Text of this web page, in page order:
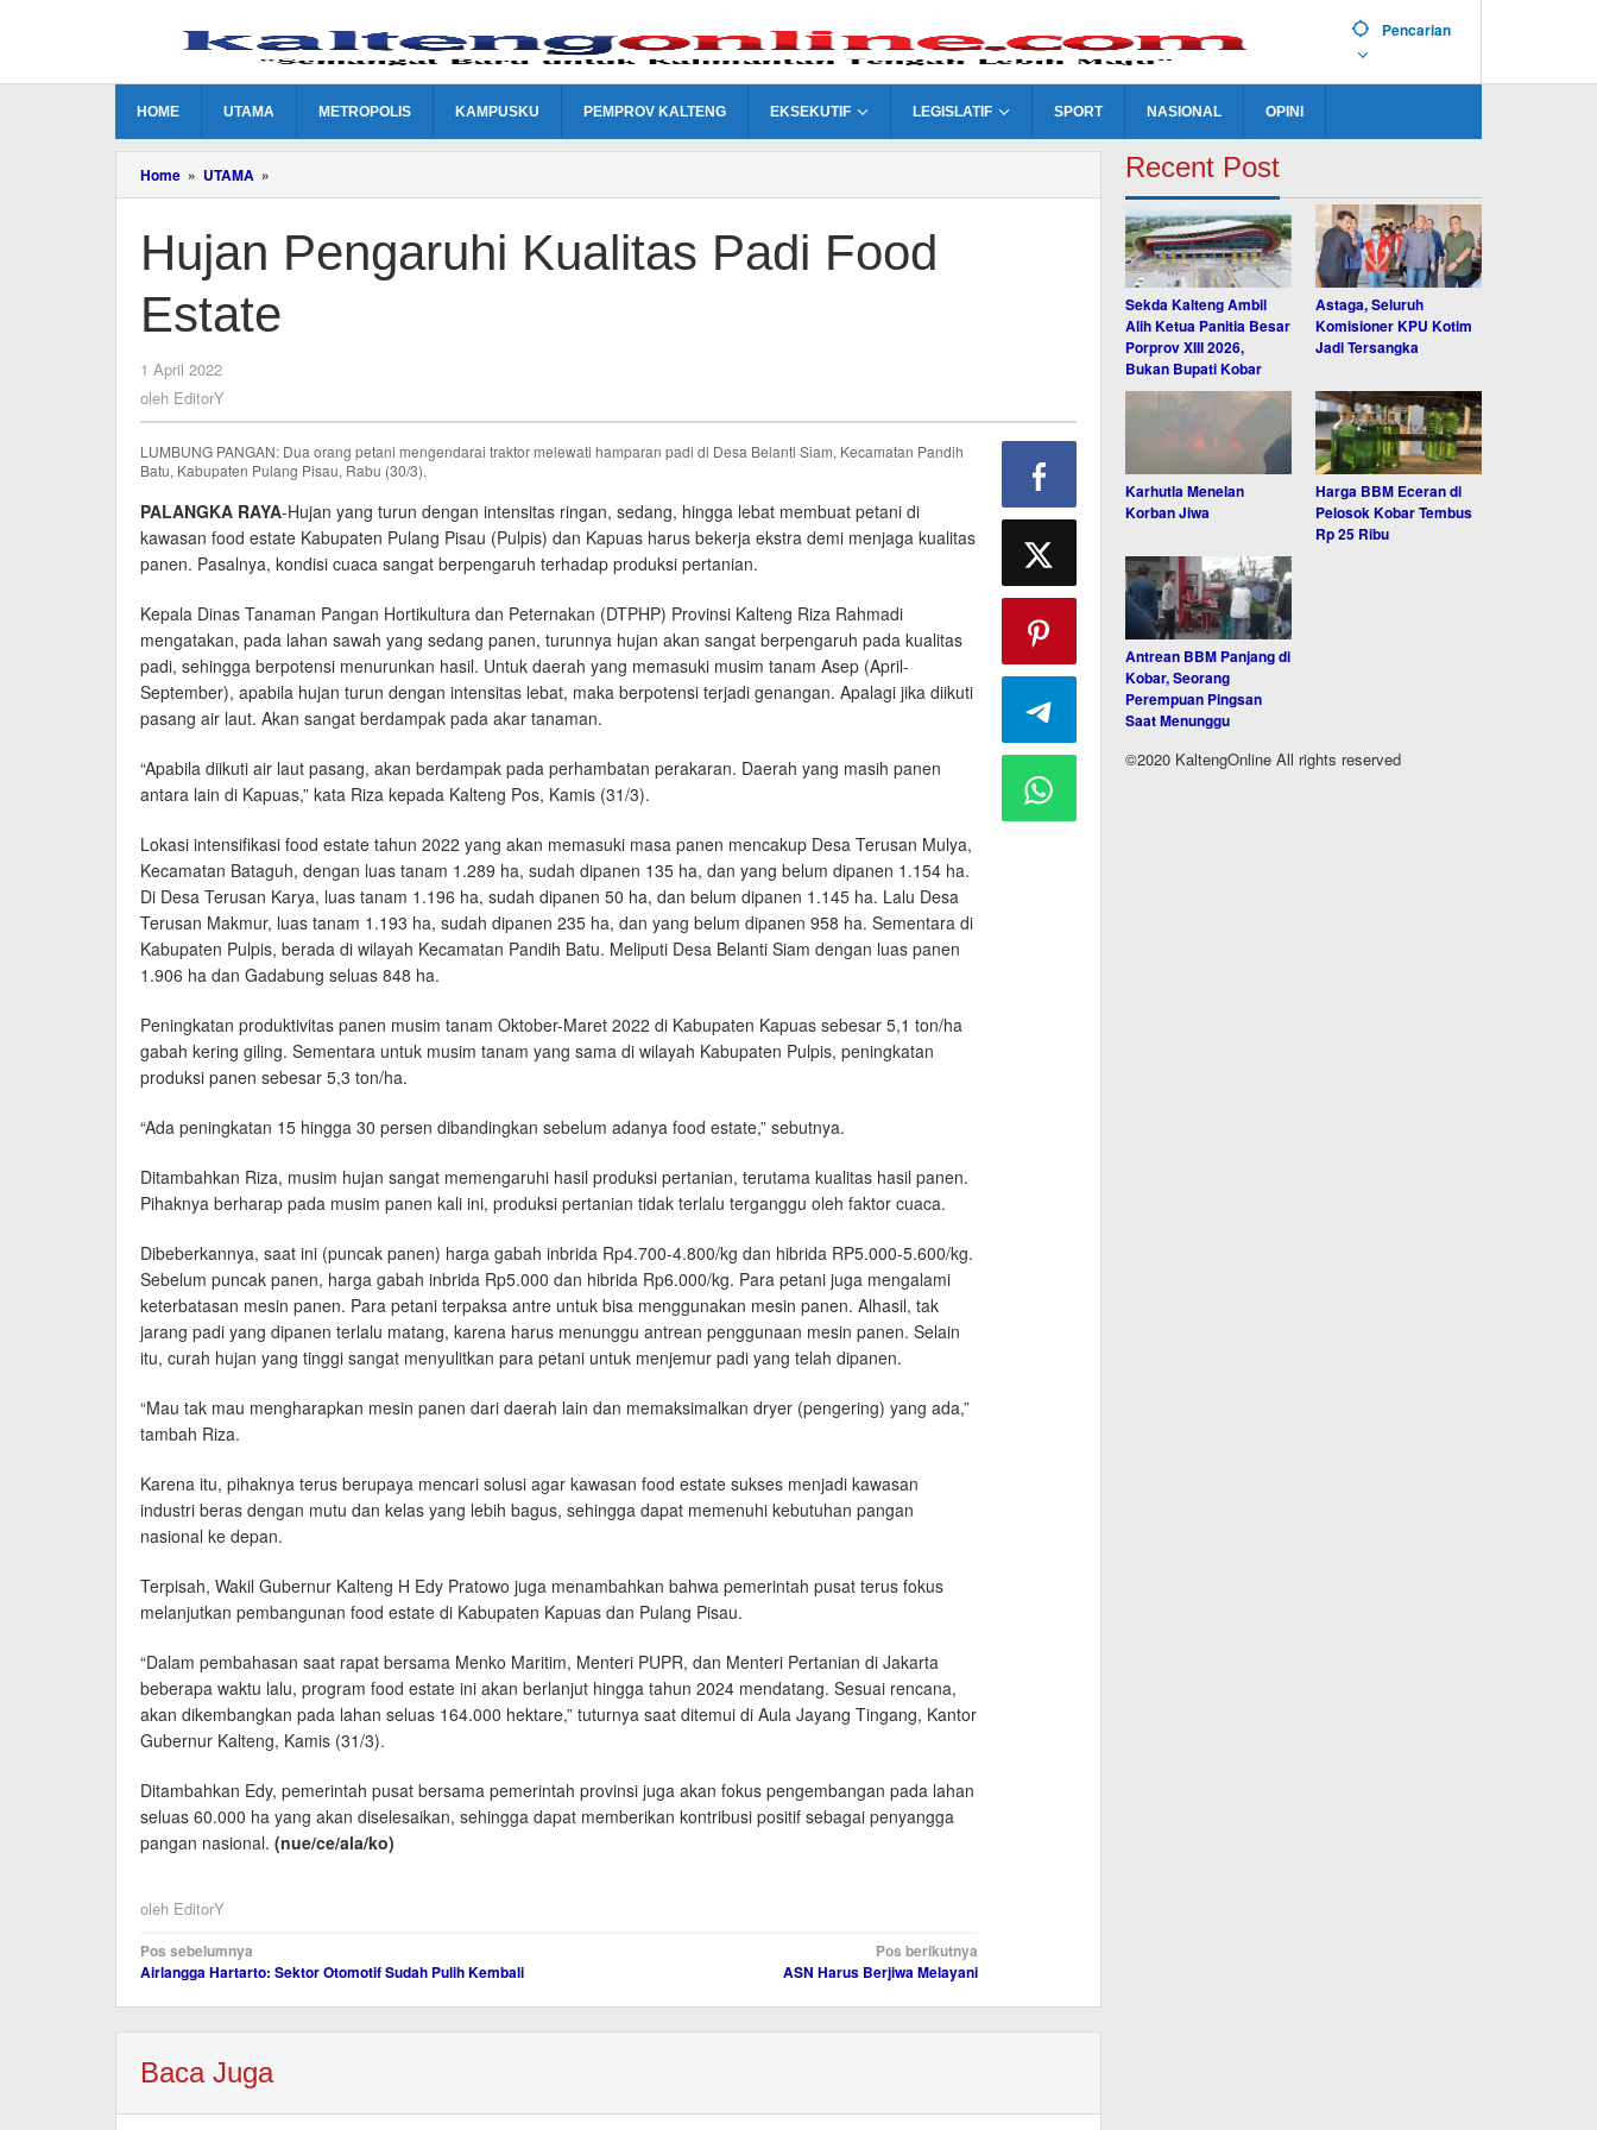
Pencarian
HOME UTAMA METROPOLIS KAMPUSKU PEMPROV KALTENG EKSEKUTIF LEGISLATIF SPORT NASIONAL OPINI
Home » UTAMA »
Pengaruhi
Padi
Food
Hujan Pengaruhi Kualitas Padi Food
Estate
1 April 2022
oleh EditorY
LUMBUNG PANGAN: Dua orang petani mengendarai traktor melewati hamparan padi di Desa Belanti Siam, Kecamatan Pandih
Batu, Kabupaten Pulang Pisau, Rabu (30/3).
PALANGKA RAYA-Hujan yang turun dengan intensitas ringan, sedang, hingga lebat membuat petani di
kawasan food estate Kabupaten Pulang Pisau (Pulpis) dan Kapuas harus bekerja ekstra demi menjaga kualitas
panen. Pasalnya, kondisi cuaca sangat berpengaruh terhadap produksi pertanian.
Kepala Dinas Tanaman Pangan Hortikultura dan Peternakan (DTPHP) Provinsi Kalteng Riza Rahmadi
mengatakan, pada lahan sawah yang sedang panen, turunnya hujan akan sangat berpengaruh pada kualitas
padi, sehingga berpotensi menurunkan hasil. Untuk daerah yang memasuki musim tanam Asep (April-
September), apabila hujan turun dengan intensitas lebat, maka berpotensi terjadi genangan. Apalagi jika diikuti
pasang air laut. Akan sangat berdampak pada akar tanaman.
“Apabila diikuti air laut pasang, akan berdampak pada perhambatan perakaran. Daerah yang masih panen
antara lain di Kapuas,” kata Riza kepada Kalteng Pos, Kamis (31/3).
Lokasi intensifikasi food estate tahun 2022 yang akan memasuki masa panen mencakup Desa Terusan Mulya,
Kecamatan Bataguh, dengan luas tanam 1.289 ha, sudah dipanen 135 ha, dan yang belum dipanen 1.154 ha.
Di Desa Terusan Karya, luas tanam 1.196 ha, sudah dipanen 50 ha, dan belum dipanen 1.145 ha. Lalu Desa
Terusan Makmur, luas tanam 1.193 ha, sudah dipanen 235 ha, dan yang belum dipanen 958 ha. Sementara di
Kabupaten Pulpis, berada di wilayah Kecamatan Pandih Batu. Meliputi Desa Belanti Siam dengan luas panen
1.906 ha dan Gadabung seluas 848 ha.
Peningkatan produktivitas panen musim tanam Oktober-Maret 2022 di Kabupaten Kapuas sebesar 5,1 ton/ha
gabah kering giling. Sementara untuk musim tanam yang sama di wilayah Kabupaten Pulpis, peningkatan
produksi panen sebesar 5,3 ton/ha.
“Ada peningkatan 15 hingga 30 persen dibandingkan sebelum adanya food estate,” sebutnya.
Ditambahkan Riza, musim hujan sangat memengaruhi hasil produksi pertanian, terutama kualitas hasil panen.
Pihaknya berharap pada musim panen kali ini, produksi pertanian tidak terlalu terganggu oleh faktor cuaca.
Dibeberkannya, saat ini (puncak panen) harga gabah inbrida Rp4.700-4.800/kg dan hibrida RP5.000-5.600/kg.
Sebelum puncak panen, harga gabah inbrida Rp5.000 dan hibrida Rp6.000/kg. Para petani juga mengalami
keterbatasan mesin panen. Para petani terpaksa antre untuk bisa menggunakan mesin panen. Alhasil, tak
jarang padi yang dipanen terlalu matang, karena harus menunggu antrean penggunaan mesin panen. Selain
itu, curah hujan yang tinggi sangat menyulitkan para petani untuk menjemur padi yang telah dipanen.
“Mau tak mau mengharapkan mesin panen dari daerah lain dan memaksimalkan dryer (pengering) yang ada,”
tambah Riza.
Karena itu, pihaknya terus berupaya mencari solusi agar kawasan food estate sukses menjadi kawasan
industri beras dengan mutu dan kelas yang lebih bagus, sehingga dapat memenuhi kebutuhan pangan
nasional ke depan.
Terpisah, Wakil Gubernur Kalteng H Edy Pratowo juga menambahkan bahwa pemerintah pusat terus fokus
melanjutkan pembangunan food estate di Kabupaten Kapuas dan Pulang Pisau.
“Dalam pembahasan saat rapat bersama Menko Maritim, Menteri PUPR, dan Menteri Pertanian di Jakarta
beberapa waktu lalu, program food estate ini akan berlanjut hingga tahun 2024 mendatang. Sesuai rencana,
akan dikembangkan pada lahan seluas 164.000 hektare,” tuturnya saat ditemui di Aula Jayang Tingang, Kantor
Gubernur Kalteng, Kamis (31/3).
Ditambahkan Edy, pemerintah pusat bersama pemerintah provinsi juga akan fokus pengembangan pada lahan
seluas 60.000 ha yang akan diselesaikan, sehingga dapat memberikan kontribusi positif sebagai penyangga
pangan nasional. (nue/ce/ala/ko)
oleh EditorY
Navigasi
pos
Pos sebelumnya
Airlangga Hartarto: Sektor Otomotif Sudah Pulih Kembali
Pos berikutnya
ASN Harus Berjiwa Melayani
Baca Juga
Recent Post
Sekda Kalteng Ambil
Alih Ketua Panitia Besar
Porprov XIII 2026,
Bukan Bupati Kobar
Astaga, Seluruh
Komisioner KPU Kotim
Jadi Tersangka
Karhutla Menelan
Korban Jiwa
Harga BBM Eceran di
Pelosok Kobar Tembus
Rp 25 Ribu
Antrean BBM Panjang di
Kobar, Seorang
Perempuan Pingsan
Saat Menunggu
©2020 KaltengOnline All rights reserved